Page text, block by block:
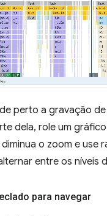
perto a gravação
dela, role um
o zoom e use
entre os níveis
para navegar